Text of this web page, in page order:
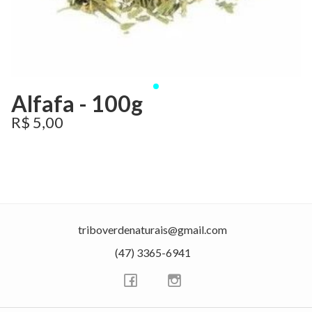
Alfafa - 100g
R$ 5,00
triboverdenaturais@gmail.com
(47) 3365-6941